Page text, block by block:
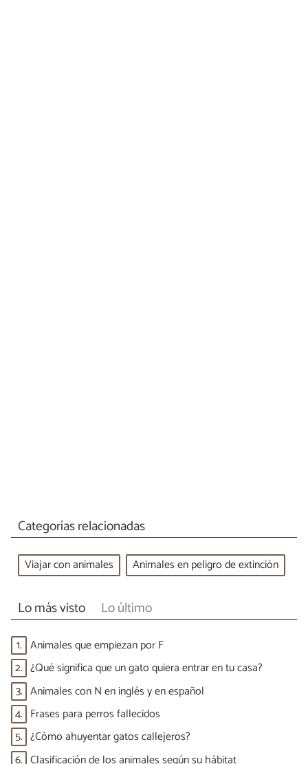
Categorías relacionadas
Viajar con animales Animales en peligro de extinción
Lo más visto Lo último
1. Animales que empiezan por F
2. ¿Qué significa que un gato quiera entrar en tu casa?
3. Animales con N en inglés y en español
4. Frases para perros fallecidos
5. ¿Cómo ahuyentar gatos callejeros?
6. Clasificación de los animales según su hábitat